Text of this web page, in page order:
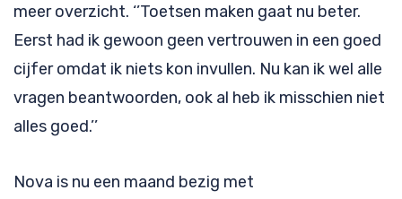
meer overzicht. ‘’Toetsen maken gaat nu beter.
Eerst had ik gewoon geen vertrouwen in een goed
cijfer omdat ik niets kon invullen. Nu kan ik wel alle
vragen beantwoorden, ook al heb ik misschien niet
alles goed.’’
Nova is nu een maand bezig met